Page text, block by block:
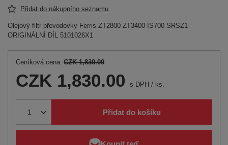
Přidat do nákupního seznamu
Olejový filtr převodovky Ferris ZT2800 ZT3400 IS700 SRSZ1
ORIGINÁLNÍ DÍL 5101026X1
Ceníková cena: CZK 1,830.00
CZK 1,830.00 s DPH / ks.
Přidat do košíku